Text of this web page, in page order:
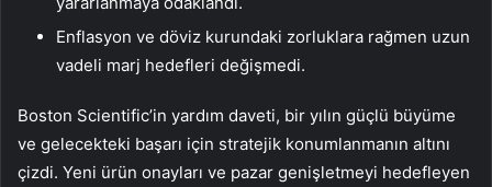
Enflasyon ve döviz kurundaki zorluklara rağmen uzun
vadeli marj hedefleri değişmedi.
Boston Scientific’in yardım daveti, bir yılın güçlü büyüme
ve gelecekteki başarı için stratejik konumlanmanın altını
çizdi. Yeni ürün onayları ve pazar genişletmeyi hedefleyen